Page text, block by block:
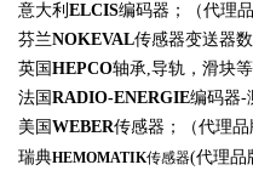
意大利 ELCIS编码器；（代理
芬兰NOKEVAL传感器变送器
英国 HEPCO轴承,导轨，滑块
法国 RADIO-ENERGIE编码器-
美国 WEBER传感器；（代理品
瑞典HEMOMATIK传感器(代理品